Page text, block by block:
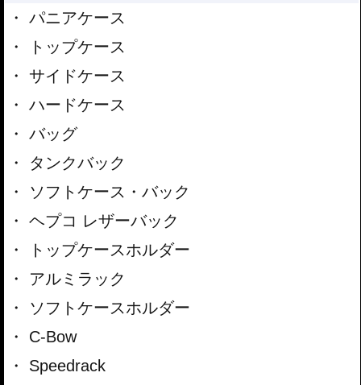
込んできてもその形状を維持する充分な強度が必要です。もちろんエンジンや
安全性に関してはパイプ内部に性質の異
せた2重構造を採用。肉厚スチールの加
&エラーより導きだされた耐衝撃性に優
ージを防ぐだけでなく、衝撃を多点に分
果が期待できます。
デザイン性に関してはデザイナーの意図を最大限汲み取り、またその車体を愛
パニアケース
トップケース
サイドケース
ハードケース
バッグ
タンクバック
ソフトケース・バック
ヘプコ レザーバック
トップケースホルダー
アルミラック
ソフトケースホルダー
C-Bow
Speedrack